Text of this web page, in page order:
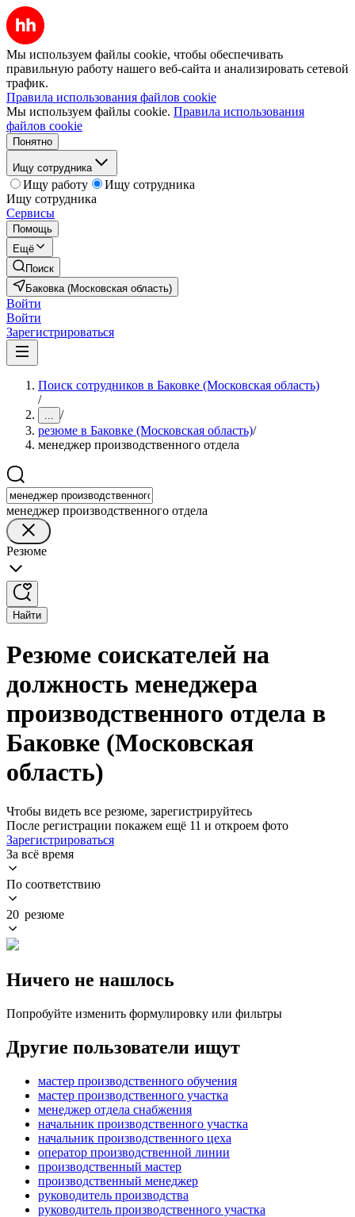
Мы используем файлы cookie, чтобы обеспечивать
правильную работу нашего веб-сайта и анализировать сетевой
трафик.
Правила использования файлов cookie
Мы используем файлы cookie. Правила использования
файлов cookie
Понятно
Ищу сотрудника
Ищу работу
Ищу сотрудника
Ищу сотрудника
Сервисы
Помощь
Ещё
Поиск
Баковка (Московская область)
Войти
Войти
Зарегистрироваться
Поиск сотрудников в Баковке (Московская область)
/
... /
резюме в Баковке (Московская область)/
менеджер производственного отдела
менеджер производственного отдела
Резюме
Найти
Резюме соискателей на
должность менеджера
производственного отдела в
Баковке (Московская
область)
Чтобы видеть все резюме, зарегистрируйтесь
После регистрации покажем ещё 11 и откроем фото
Зарегистрироваться
За всё время
По соответствию
20 резюме
Ничего не нашлось
Попробуйте изменить формулировку или фильтры
Другие пользователи ищут
мастер производственного обучения
мастер производственного участка
менеджер отдела снабжения
начальник производственного участка
начальник производственного цеха
оператор производственной линии
производственный мастер
производственный менеджер
руководитель производства
руководитель производственного участка